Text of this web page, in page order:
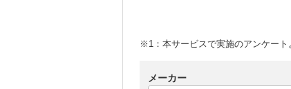
※1：本サービスで実施のアンケート
メーカー